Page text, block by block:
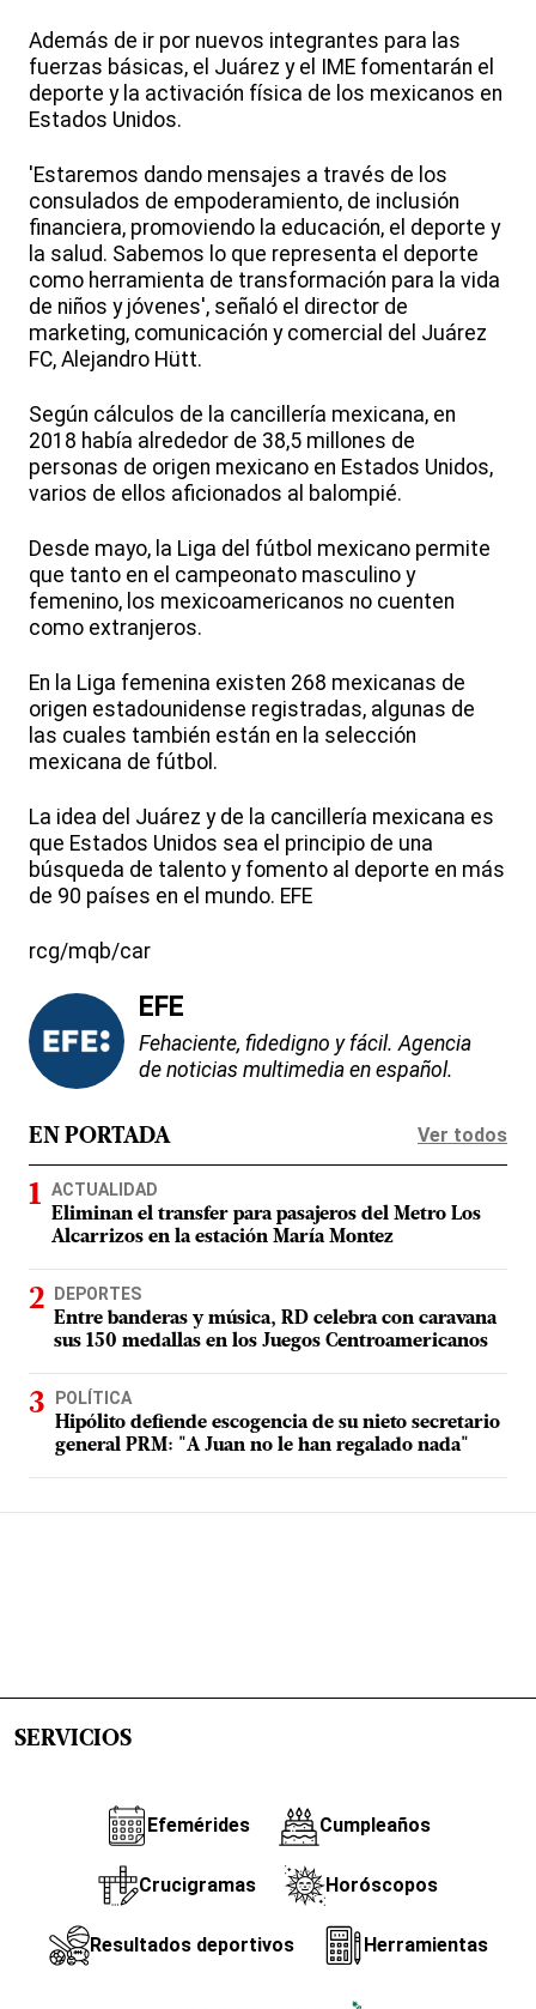
Además de ir por nuevos integrantes para las
fuerzas básicas, el Juárez y el IME fomentarán el
deporte y la activación física de los mexicanos en
Estados Unidos.
'Estaremos dando mensajes a través de los
consulados de empoderamiento, de inclusión
financiera, promoviendo la educación, el deporte y
la salud. Sabemos lo que representa el deporte
como herramienta de transformación para la vida
de niños y jóvenes', señaló el director de
marketing, comunicación y comercial del Juárez
FC, Alejandro Hütt.
Según cálculos de la cancillería mexicana, en
2018 había alrededor de 38,5 millones de
personas de origen mexicano en Estados Unidos,
varios de ellos aficionados al balompié.
Desde mayo, la Liga del fútbol mexicano permite
que tanto en el campeonato masculino y
femenino, los mexicoamericanos no cuenten
como extranjeros.
En la Liga femenina existen 268 mexicanas de
origen estadounidense registradas, algunas de
las cuales también están en la selección
mexicana de fútbol.
La idea del Juárez y de la cancillería mexicana es
que Estados Unidos sea el principio de una
búsqueda de talento y fomento al deporte en más
de 90 países en el mundo. EFE
rcg/mqb/car
EFE
Fehaciente, fidedigno y fácil. Agencia
de noticias multimedia en español.
EN PORTADA Ver todos
ACTUALIDAD
Eliminan el transfer para pasajeros del Metro Los
Alcarrizos en la estación María Montez
DEPORTES
Entre banderas y música, RD celebra con caravana
sus 150 medallas en los Juegos Centroamericanos
POLÍTICA
Hipólito defiende escogencia de su nieto secretario
general PRM: "A Juan no le han regalado nada"
SERVICIOS
Efemérides Cumpleaños
Crucigramas Horóscopos
Resultados deportivos Herramientas